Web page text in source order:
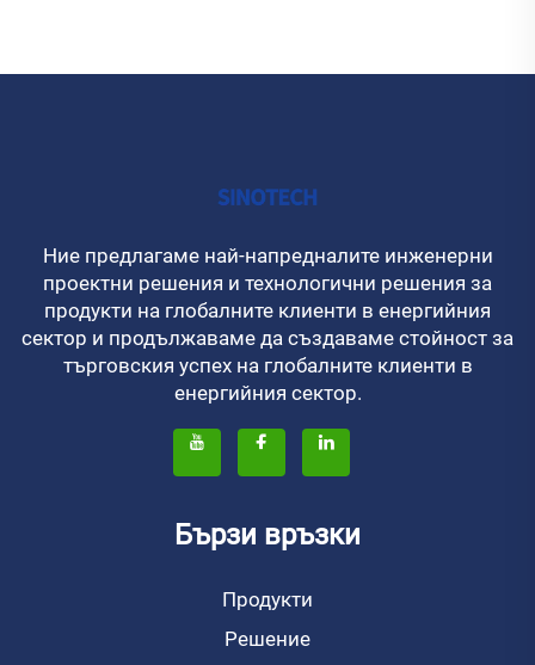
Ние предлагаме най-напредналите инженерни
проектни решения и технологични решения за
продукти на глобалните клиенти в енергийния
сектор и продължаваме да създаваме стойност за
търговския успех на глобалните клиенти в
енергийния сектор.
Бързи връзки
Продукти
Решение